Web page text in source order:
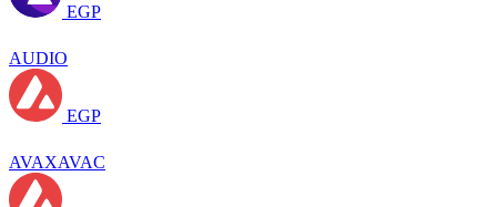
EGP
AUDIO
EGP
AVAXAVAC